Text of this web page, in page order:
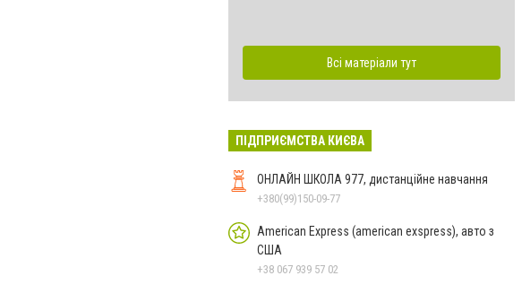
Всі матеріали тут
ПІДПРИЄМСТВА КИЄВА
ОНЛАЙН ШКОЛА 977, дистанційне навчання
+380(99)150-09-77
American Express (american exspress), авто з
США
+38 067 939 57 02